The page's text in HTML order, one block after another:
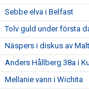
Sebbe elva i Belfast
Tolv guld under första
Näspers i diskus av
Anders Hållberg 38a i
Mellanie vann i Wichita